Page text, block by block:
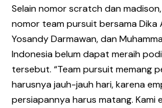
Selain nomor scratch dan
nomor team pursuit bersama Dika
Yosandy Darmawan, dan
Indonesia belum dapat meraih
tersebut. “Team pursuit memang
harusnya jauh-jauh hari, karena
persiapannya harus matang. Kami